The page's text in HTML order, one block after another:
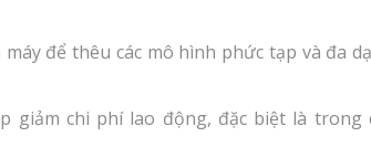
để thêu các mô hình phức tạp và đa
giảm chi phí lao động, đặc biệt là trong